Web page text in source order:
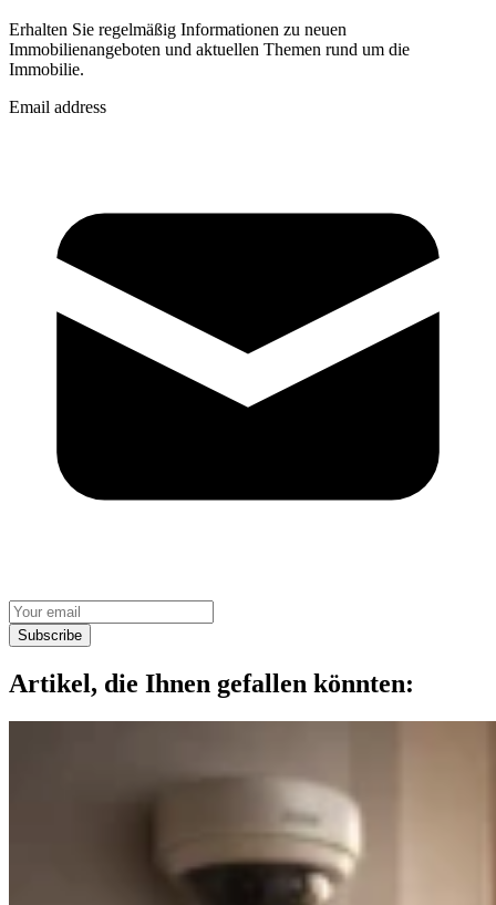
Erhalten Sie regelmäßig Informationen zu neuen
Immobilienangeboten und aktuellen Themen rund um die
Immobilie.
Email address
Subscribe
Artikel, die Ihnen gefallen könnten: